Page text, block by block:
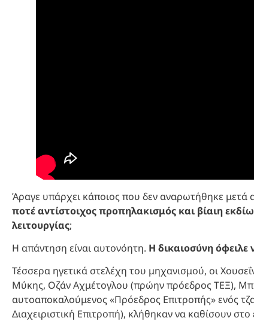
Άραγε υπάρχει κάποιος που δεν αναρωτήθηκε μετά
ποτέ αντίστοιχος προπηλακισμός και βίαιη
λειτουργίας;
Η απάντηση είναι αυτονόητη. Η δικαιοσύνη
Τέσσερα ηγετικά στελέχη του μηχανισμού, οι
Μύκης, Οζάν Αχμέτογλου (πρώην πρόεδρος ΤΕΞ),
αυτοαποκαλούμενος «Πρόεδρος Επιτροπής» ενός
Διαχειριστική Επιτροπή), κλήθηκαν να καθίσουν